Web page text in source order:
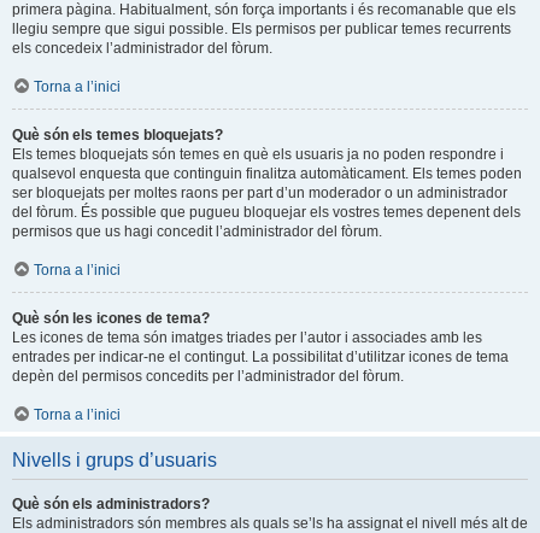
primera pàgina. Habitualment, són força importants i és recomanable que els
llegiu sempre que sigui possible. Els permisos per publicar temes recurrents
els concedeix l’administrador del fòrum.
Torna a l’inici
Què són els temes bloquejats?
Els temes bloquejats són temes en què els usuaris ja no poden respondre i
qualsevol enquesta que continguin finalitza automàticament. Els temes poden
ser bloquejats per moltes raons per part d’un moderador o un administrador
del fòrum. És possible que pugueu bloquejar els vostres temes depenent dels
permisos que us hagi concedit l’administrador del fòrum.
Torna a l’inici
Què són les icones de tema?
Les icones de tema són imatges triades per l’autor i associades amb les
entrades per indicar-ne el contingut. La possibilitat d’utilitzar icones de tema
depèn del permisos concedits per l’administrador del fòrum.
Torna a l’inici
Nivells i grups d’usuaris
Què són els administradors?
Els administradors són membres als quals se’ls ha assignat el nivell més alt de